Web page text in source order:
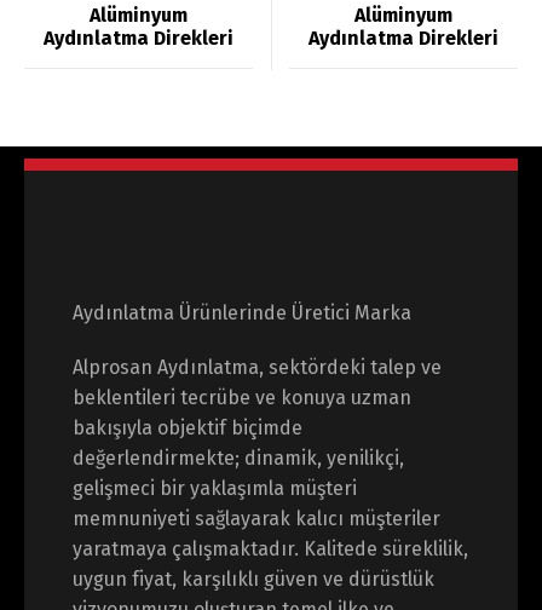
Alüminyum
Aydınlatma Direkleri
Alüminyum
Aydınlatma Direkleri
Aydınlatma Ürünlerinde Üretici Marka
Alprosan Aydınlatma, sektördeki talep ve
beklentileri tecrübe ve konuya uzman
bakışıyla objektif biçimde
değerlendirmekte; dinamik, yenilikçi,
gelişmeci bir yaklaşımla müşteri
memnuniyeti sağlayarak kalıcı müşteriler
yaratmaya çalışmaktadır. Kalitede süreklilik,
uygun fiyat, karşılıklı güven ve dürüstlük